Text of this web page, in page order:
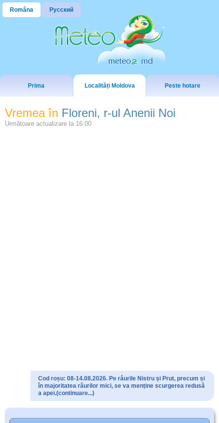
Româna Русский
Prima Localități Moldova Peste hotare
Vremea în Floreni, r-ul Anenii Noi
Următoare actualizare la 16:00
Cod roșu: 08-14.08.2026. Pe râurile Nistru și Prut, precum și
în majoritatea râurilor mici, se va menține scurgerea redusă
a apei.(continuare...)